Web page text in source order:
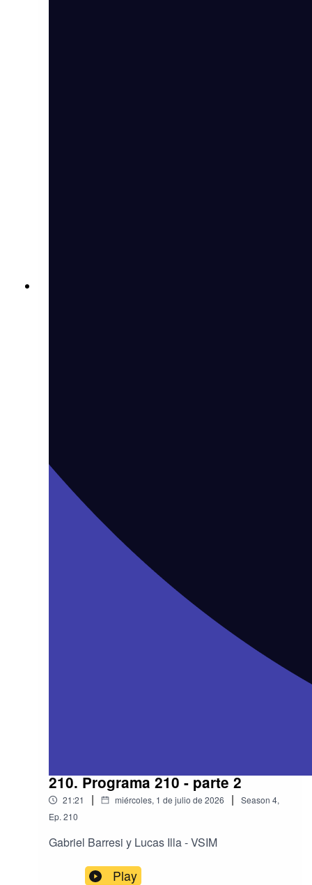
210. Programa 210 - parte 2
21:21 | miércoles, 1 de julio de 2026 | Season 4,
Ep. 210
Gabriel Barresi y Lucas Illa - VSIM
Play